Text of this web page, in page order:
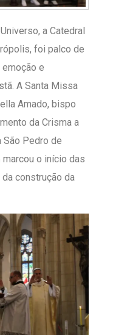
a Catedral
foi palco de
e
A Santa Missa
Amado, bispo
da Crisma a
São Pedro de
o início das
construção da